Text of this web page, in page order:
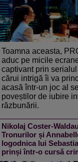
Toamna aceasta,
aduc pe micile
captivant prin serialul
cărui intrigă îi va
acasă într-un joc al
poveștilor de iubire
răzbunării.
Nikolaj Coster-
Tronurilor și
logodnica lui
prinși într-o cursă